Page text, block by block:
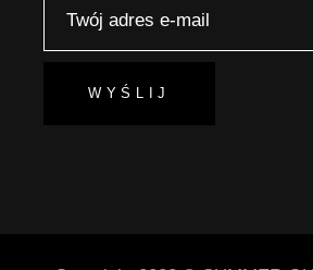
WYŚLIJ